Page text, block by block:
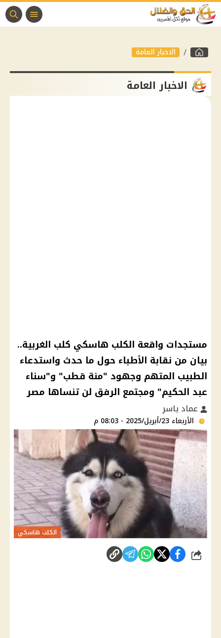
الاخبار العامة
الاخبار العامة
مستجدات واقعة الكلب هاسكي كلب الغربية..
بيان من نقابة الأطباء حول ما حدث واستدعاء
الطبيب المتهم وجهود "منة قطب" و"سناء
عبد الحكيم" ومجتمع الرفق لن تنساها مصر
عماد ياسر
الأربعاء 23/أبريل/2025 - 08:03 م
الكلب هاسكي
شارك